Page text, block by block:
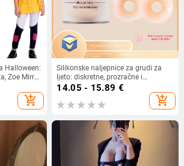
Halloween:
Zoe Mirra
add_shopping_cart
Silikonske naljepnice za grudi za
ljeto: diskretne, prozračne i
nevidljive ispod odjeće; pogodne za
plivanje; univerzalne za sve veličine
dojki; dostupne u jednobojnim,
varijantama.
14.05 - 15.89 €
add_shopping_cart